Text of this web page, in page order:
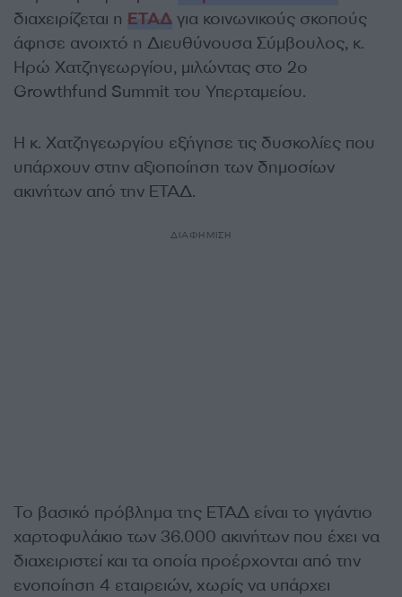
διαχειρίζεται η ΕΤΑΔ για κοινωνικούς σκοπούς
άφησε ανοιχτό η Διευθύνουσα Σύμβουλος, κ.
Ηρώ Χατζηγεωργίου, μιλώντας στο 2ο
Growthfund Summit του Υπερταμείου.
Η κ. Χατζηγεωργίου εξήγησε τις δυσκολίες που
υπάρχουν στην αξιοποίηση των δημοσίων
ακινήτων από την ΕΤΑΔ.
ΔΙΑΦΗΜΙΣΗ
Το βασικό πρόβλημα της ΕΤΑΔ είναι το γιγάντιο
χαρτοφυλάκιο των 36.000 ακινήτων που έχει να
διαχειριστεί και τα οποία προέρχονται από την
ενοποίηση 4 εταιρειών, χωρίς να υπάρχει